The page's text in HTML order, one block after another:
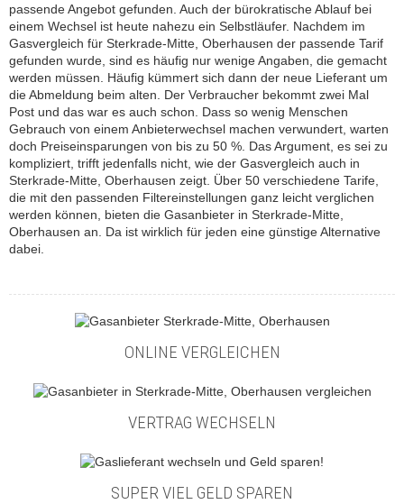
passende Angebot gefunden. Auch der bürokratische Ablauf bei
einem Wechsel ist heute nahezu ein Selbstläufer. Nachdem im
Gasvergleich für Sterkrade-Mitte, Oberhausen der passende Tarif
gefunden wurde, sind es häufig nur wenige Angaben, die gemacht
werden müssen. Häufig kümmert sich dann der neue Lieferant um
die Abmeldung beim alten. Der Verbraucher bekommt zwei Mal
Post und das war es auch schon. Dass so wenig Menschen
Gebrauch von einem Anbieterwechsel machen verwundert, warten
doch Preiseinsparungen von bis zu 50 %. Das Argument, es sei zu
kompliziert, trifft jedenfalls nicht, wie der Gasvergleich auch in
Sterkrade-Mitte, Oberhausen zeigt. Über 50 verschiedene Tarife,
die mit den passenden Filtereinstellungen ganz leicht verglichen
werden können, bieten die Gasanbieter in Sterkrade-Mitte,
Oberhausen an. Da ist wirklich für jeden eine günstige Alternative
dabei.
ONLINE VERGLEICHEN
VERTRAG WECHSELN
SUPER VIEL GELD SPAREN